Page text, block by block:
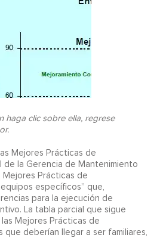
haga clic sobre ella, regrese
Mejores Prácticas de
de la Gerencia de Mantenimiento
Mejores Prácticas de
específicos” que,
para la ejecución de
La tabla parcial que sigue
Mejores Prácticas de
que deberían llegar a ser familiares,